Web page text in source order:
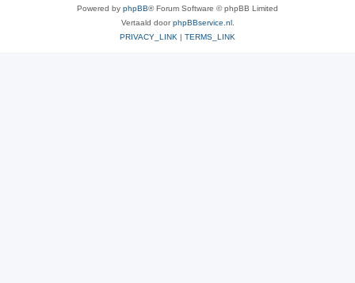
Powered by phpBB® Forum Software © phpBB Limited
Vertaald doorphpBBservice.nl.
PRIVACY_LINK | TERMS_LINK